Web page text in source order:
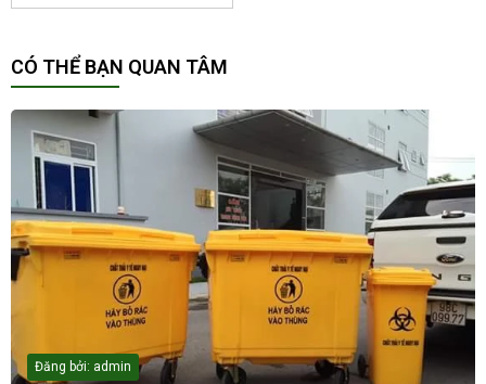
CÓ THỂ BẠN QUAN TÂM
Đăng bởi: admin